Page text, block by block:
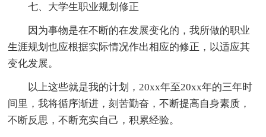
七、大学生职业规划修正
因为事物是在不断的在发展变化的，我所做的职业
生涯规划也应根据实际情况作出相应的修正，以适应其
变化发展。
以上这些就是我的计划，20xx年至20xx年的三年时
间里，我将循序渐进，刻苦勤奋，不断提高自身素质，
不断反思，不断充实自己，积累经验。